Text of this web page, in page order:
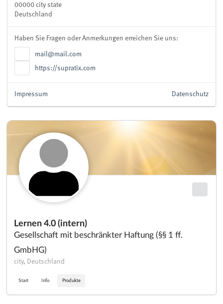
Lernen 4.0 (intern)
Gesellschaft mit beschränkter Haftung (§§ 1 ff.
GmbHG)
city, Deutschland
Start Info Produkte
00000 city state
Deutschland
Haben Sie Fragen oder Anmerkungen erreichen Sie uns:
mail@mail.com
https://supratix.com
Datenschutz
Impressum